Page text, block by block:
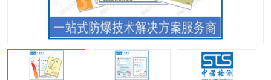
防爆电气检测机构 防爆合格证代理机构